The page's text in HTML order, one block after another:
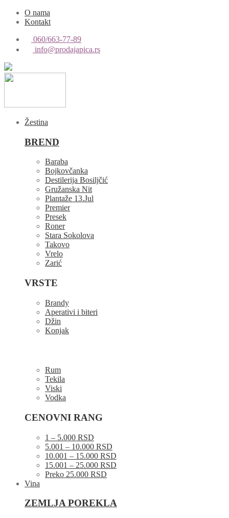
O nama
Kontakt
060/663-77-89
info@prodajapica.rs
Žestina
BREND
Baraba
Bojkovčanka
Destilerija Bosiljčić
Gružanska Nit
Plantaže 13.Jul
Premier
Presek
Roner
Stara Sokolova
Takovo
Vrelo
Zarić
VRSTE
Brandy
Aperativi i biteri
Džin
Konjak
Rum
Tekila
Viski
Vodka
CENOVNI RANG
1 – 5.000 RSD
5.001 – 10.000 RSD
10.001 – 15.000 RSD
15.001 – 25.000 RSD
Preko 25.000 RSD
Vina
ZEMLJA POREKLA